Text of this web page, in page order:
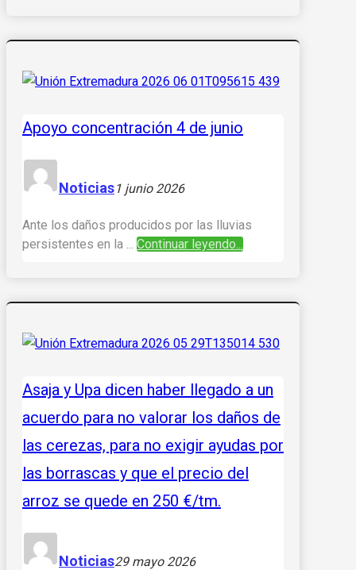
Apoyo concentración 4 de junio
Noticias1 junio 2026
Ante los daños producidos por las lluvias
persistentes en la ... Continuar leyendo...
Asaja y Upa dicen haber llegado a un
acuerdo para no valorar los daños de
las cerezas, para no exigir ayudas por
las borrascas y que el precio del
arroz se quede en 250 €/tm.
Noticias29 mayo 2026